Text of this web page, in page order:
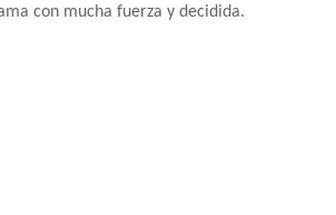
con mucha fuerza y decidida.